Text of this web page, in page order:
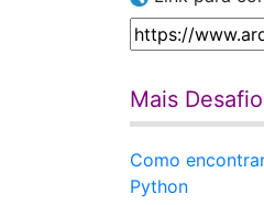
Mais
Como
Python